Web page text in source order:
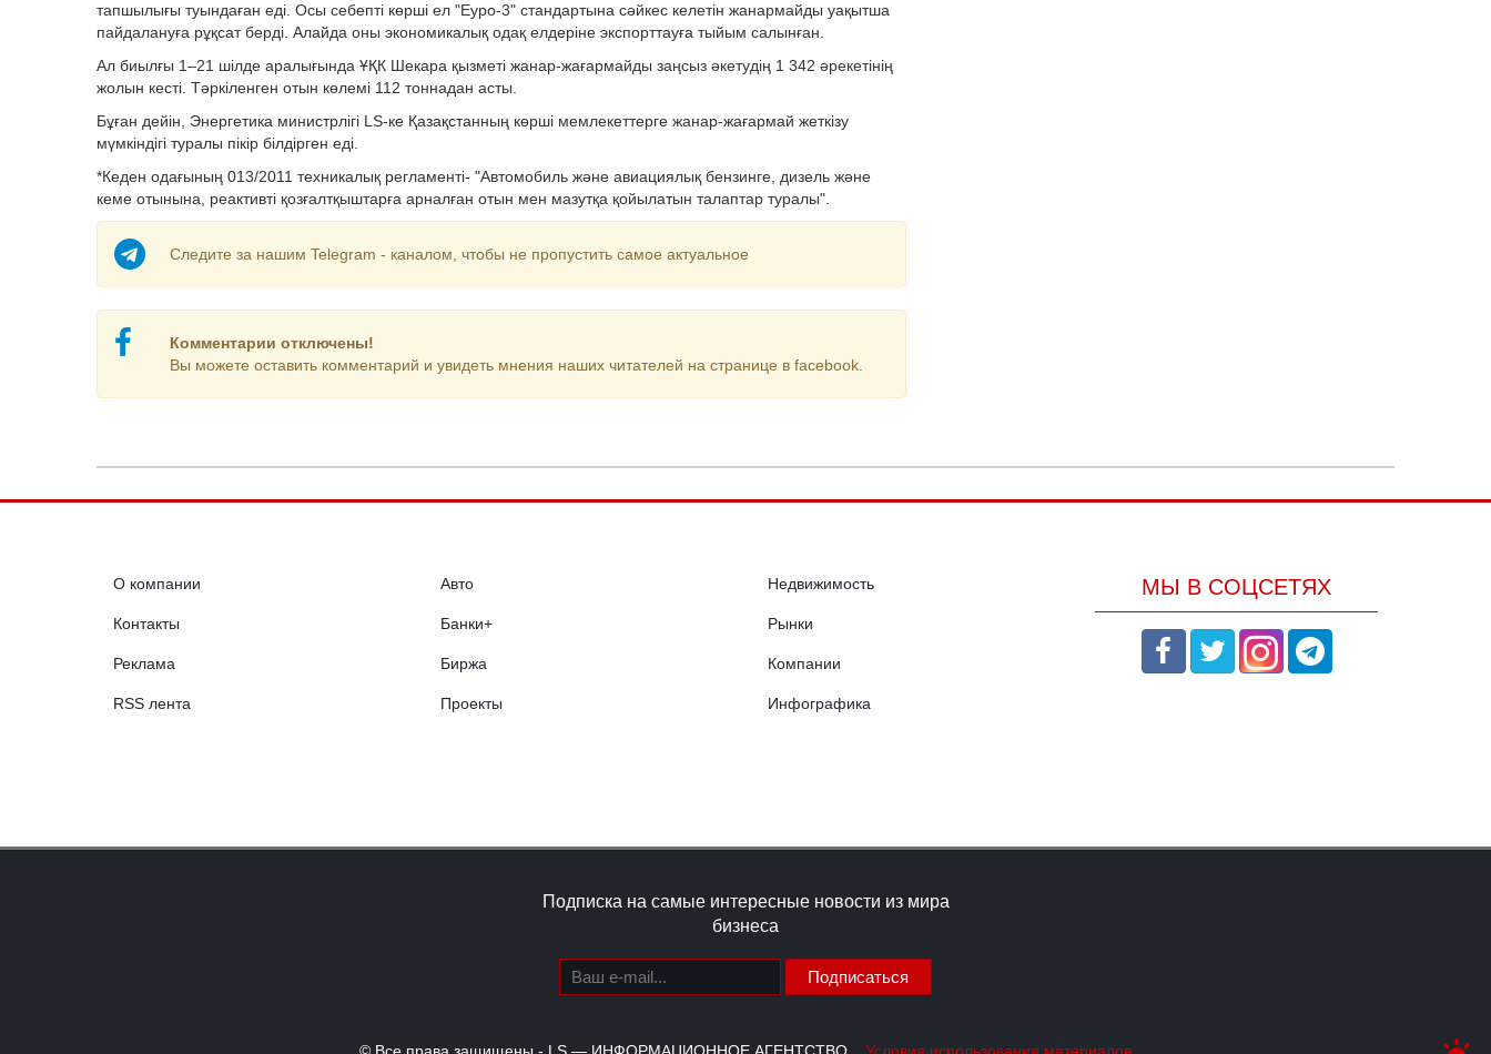
тапшылығы туындаған еді. Осы себепті көрші ел "Еуро-3" стандартына сәйкес келетін жанармайды уақытша
пайдалануға рұқсат берді. Алайда оны экономикалық одақ елдеріне экспорттауға тыйым салынған.
Ал биылғы 1–21 шілде аралығында ҰҚК Шекара қызметі жанар-жағармайды заңсыз әкетудің 1 342 әрекетінің
жолын кесті. Тәркіленген отын көлемі 112 тоннадан асты.
Бұған дейін, Энергетика министрлігі LS-ке Қазақстанның көрші мемлекеттерге жанар-жағармай жеткізу
мүмкіндігі туралы пікір білдірген еді.
*Кеден одағының 013/2011 техникалық регламенті- "Автомобиль және авиациялық бензинге, дизель және
кеме отынына, реактивті қозғалтқыштарға арналған отын мен мазутқа қойылатын талаптар туралы".
Следите за нашим Telegram - каналом, чтобы не пропустить самое актуальное
Комментарии отключены!
Вы можете оставить комментарий и увидеть мнения наших читателей на странице в facebook.
О компании
Контакты
Реклама
RSS лента
Авто
Банки+
Биржа
Проекты
Недвижимость
Рынки
Компании
Инфографика
МЫ В СОЦСЕТЯХ
Подписка на самые интересные новости из мира
бизнеса
Подписаться